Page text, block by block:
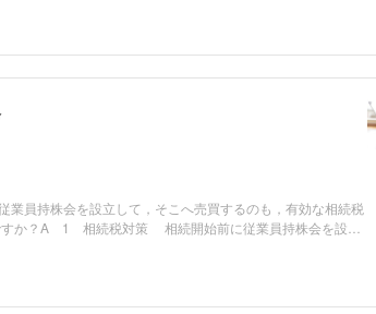
員持株会を設立して，そこへ売買するのも，有効な相続税
相続開始前に従業員持株会を設立